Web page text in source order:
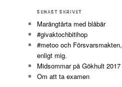
SENAST SKRIVET
Marängtårta med blåbär
#givaktochbitihop
#metoo och Försvarsmakten,
enligt mig.
Midsommar på Gökhult 2017
Om att ta examen